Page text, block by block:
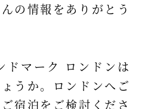
の情報をありがとう
ドマーク ロンドンは
うか。ロンドンへご
宿泊をご検討くださ